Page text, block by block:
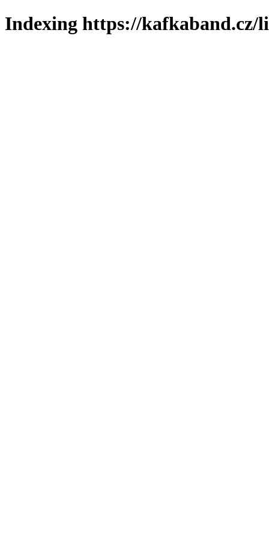
Indexing https://kafkaband.cz/